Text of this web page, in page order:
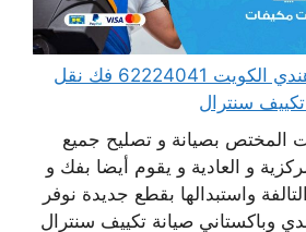
فني تكييف مركزي هندي الكويت 62224041 فك نقل
سنترال
المختص بصيانة و تصليح جميع
و العادية و يقوم أيضا بفك و
واستبدالها بقطع جديدة نوفر
وباكستاني صيانة تكييف سنترال